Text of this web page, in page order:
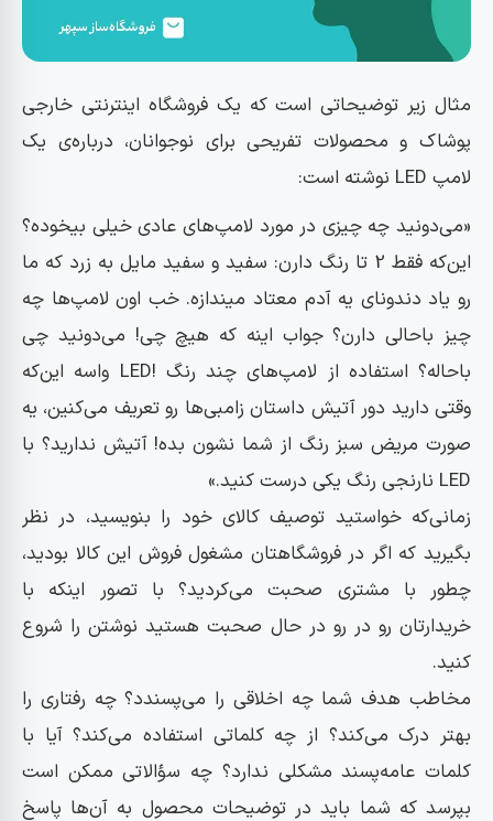
مثال زیر توضیحاتی است که یک فروشگاه اینترنتی خارجی
پوشاک و محصولات تفریحی برای نوجوانان، درباره‌ی یک
لامپ LED نوشته است:
«می‌دونید چه چیزی در مورد لامپ‌های عادی خیلی بیخوده؟
این‌که فقط 2 تا رنگ دارن: سفید و سفید مایل به زرد که ما
رو یاد دندونای یه آدم معتاد میندازه. خب اون لامپ‌ها چه
چیز باحالی دارن؟ جواب اینه که هیچ چی! می‌دونید چی
باحاله؟ استفاده از لامپ‌های چند رنگ !LED واسه این‌که
وقتی دارید دور آتیش داستان زامبی‌ها رو تعریف می‌کنین، یه
صورت مریض سبز رنگ از شما نشون بده! آتیش ندارید؟ با
LED نارنجی رنگ یکی درست کنید.»
زمانی‌که خواستید توصیف کالای خود را بنویسید، در نظر
بگیرید که اگر در فروشگاهتان مشغول فروش این کالا بودید،
چطور با مشتری صحبت می‌کردید؟ با تصور اینکه با
خریدارتان رو در رو در حال صحبت هستید نوشتن را شروع
کنید.
مخاطب هدف شما چه اخلاقی را می‌پسندد؟ چه رفتاری را
بهتر درک می‌کند؟ از چه کلماتی استفاده می‌کند؟ آیا با
کلمات عامه‌پسند مشکلی ندارد؟ چه سؤالاتی ممکن است
بپرسد که شما باید در توضیحات محصول به آن‌ها پاسخ